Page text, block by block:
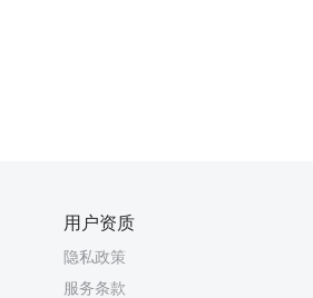
用户资质
隐私政策
服务条款